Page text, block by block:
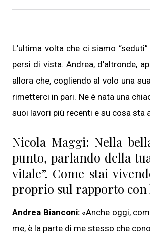
L’ultima volta che ci siamo
persi di vista. Andrea, d’altronde,
allora che, cogliendo al volo una
rimetterci in pari. Ne è nata una
suoi lavori più recenti e su cosa
Nicola Maggi: Nella
punto, parlando della
vitale”. Come stai
proprio sul rapporto con
Andrea Bianconi: «Anche oggi,
me, è la parte di me stesso che